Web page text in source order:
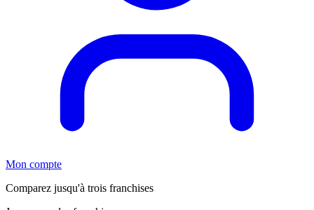
Mon compte
Comparez jusqu'à trois franchises